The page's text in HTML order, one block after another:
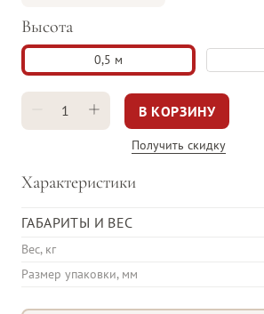
Высота
0,5 м
В КОРЗИНУ
Получить скидку
Характеристики
ГАБАРИТЫ И ВЕС
Вес, кг
Размер упаковки, мм